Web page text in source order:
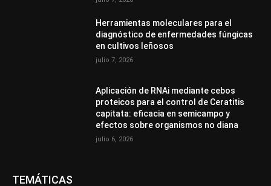
Herramientas moleculares para el
diagnóstico de enfermedades fúngicas
en cultivos leñosos
julio 7, 2026
Aplicación de RNAi mediante cebos
proteicos para el control de Ceratitis
capitata: eficacia en semicampo y
efectos sobre organismos no diana
julio 6, 2026
TEMÁTICAS